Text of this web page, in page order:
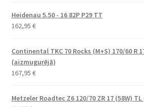
Heidenau 5.50 - 16 82P P29 TT
162,95 €
Continental TKC 70 Rocks (M+S) 170/60 R
(aizmugurējā)
167,95 €
Metzeler Roadtec Z6 120/70 ZR 17 (58W)